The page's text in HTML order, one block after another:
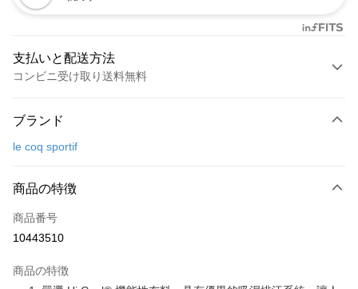
支払いと配送方法
コンビニ受け取り送料無料
クレジットカード1回払い
LINE Pay
Apple Pay
Easy Wallet
ブランド
le coq sportif
商品の特徴
商品番号
10443510
商品の特徴